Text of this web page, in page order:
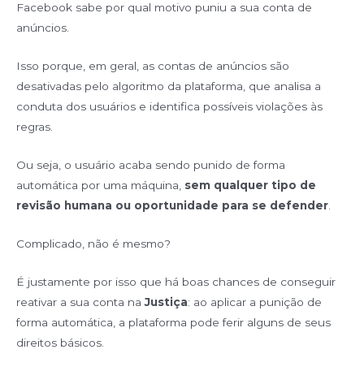
Facebook sabe por qual motivo puniu a sua conta de
anúncios.
Isso porque, em geral, as contas de anúncios são
desativadas pelo algoritmo da plataforma, que analisa a
conduta dos usuários e identifica possíveis violações às
regras.
Ou seja, o usuário acaba sendo punido de forma
automática por uma máquina, sem qualquer tipo de
revisão humana ou oportunidade para se defender
Complicado, não é mesmo?
É justamente por isso que há boas chances de conseguir
reativar a sua conta naJustiça: ao aplicar a punição de
forma automática, a plataforma pode ferir alguns de seus
direitos básicos.